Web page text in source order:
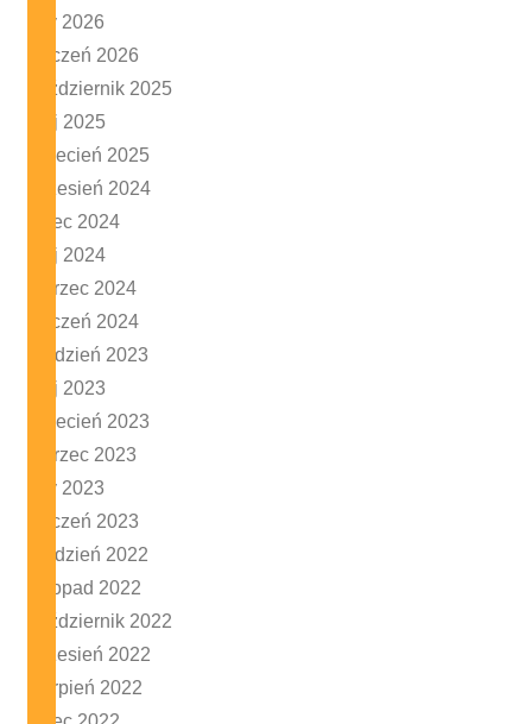
luty 2026
styczeń 2026
październik 2025
maj 2025
kwiecień 2025
wrzesień 2024
lipiec 2024
maj 2024
marzec 2024
styczeń 2024
grudzień 2023
maj 2023
kwiecień 2023
marzec 2023
luty 2023
styczeń 2023
grudzień 2022
listopad 2022
październik 2022
wrzesień 2022
sierpień 2022